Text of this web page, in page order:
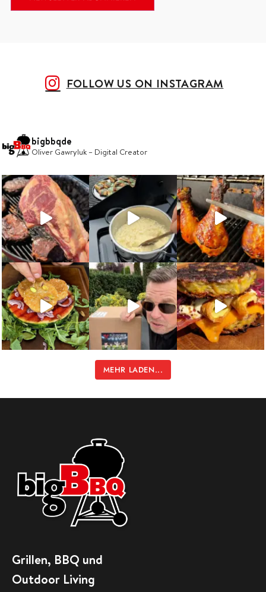
FOLLOW US ON INSTAGRAM
bigbbqde
Oliver Gawryluk – Digital Creator
MEHR LADEN...
Grillen, BBQ und
Outdoor Living